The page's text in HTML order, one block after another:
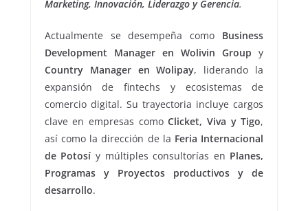
Marketing, Innovación, Liderazgo y Gerencia.
Actualmente se desempeña como Business
Development Manager en Wolivin Group y
Country Manager en Wolipay, liderando la
expansión de fintechs y ecosistemas de
comercio digital. Su trayectoria incluye cargos
clave en empresas comoClicket, Viva y Tigo,
así como la dirección de la Feria Internacional
de Potosí y múltiples consultorías en Planes,
Programas y Proyectos productivos y de
desarrollo.